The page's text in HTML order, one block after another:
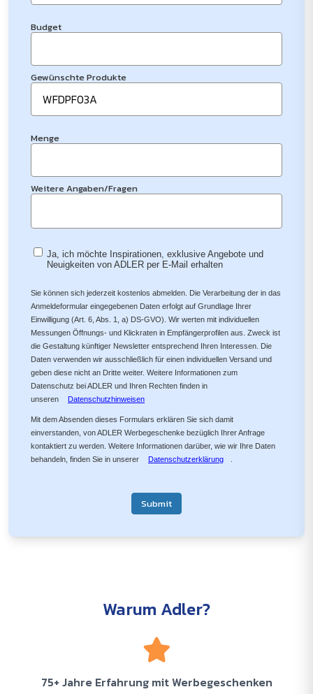
Budget
Gewünschte Produkte
Menge
Weitere Angaben/Fragen
Ja, ich möchte Inspirationen, exklusive Angebote und
Neuigkeiten von ADLER per E-Mail erhalten
Sie können sich jederzeit kostenlos abmelden. Die Verarbeitung der in das
Anmeldeformular eingegebenen Daten erfolgt auf Grundlage Ihrer
Einwilligung (Art. 6, Abs. 1, a) DS-GVO). Wir werten mit individuellen
Messungen Öffnungs- und Klickraten in Empfängerprofilen aus. Zweck ist
die Gestaltung künftiger Newsletter entsprechend Ihren Interessen. Die
Daten verwenden wir ausschließlich für einen individuellen Versand und
geben diese nicht an Dritte weiter. Weitere Informationen zum
Datenschutz bei ADLER und Ihren Rechten finden in
unseren
Datenschutzhinweisen
Mit dem Absenden dieses Formulars erklären Sie sich damit
einverstanden, von ADLER Werbegeschenke bezüglich Ihrer Anfrage
kontaktiert zu werden. Weitere Informationen darüber, wie wir Ihre Daten
behandeln, finden Sie in unserer
Datenschutzerklärung
Submit
Warum Adler?
75+ Jahre Erfahrung mit Werbegeschenken